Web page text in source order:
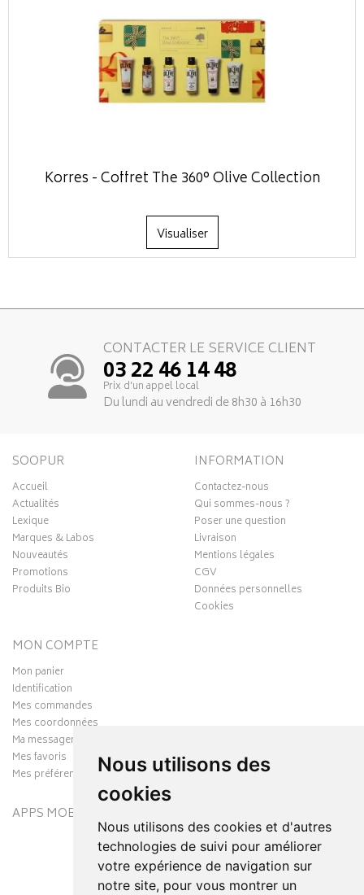
Nous utilisons des
cookies
Nous utilisons des cookies et d'autres
technologies de suivi pour améliorer
votre expérience de navigation sur
notre site, pour vous montrer un
Korres - Coffret The 360° Olive Collection
Visualiser
CONTACTER LE SERVICE CLIENT
03 22 46 14 48
Prix d’un appel local
Du lundi au vendredi de 8h30 à 16h30
SOOPUR
Accueil
Actualités
Lexique
Marques & Labos
Nouveautés
Promotions
Produits Bio
INFORMATION
Contactez-nous
Qui sommes-nous ?
Poser une question
Livraison
Mentions légales
CGV
Données personnelles
Cookies
MON COMPTE
Mon panier
Identification
Mes commandes
Mes coordonnées
Ma messagerie
Mes favoris
Mes préférences Cookies
APPS MOBILES